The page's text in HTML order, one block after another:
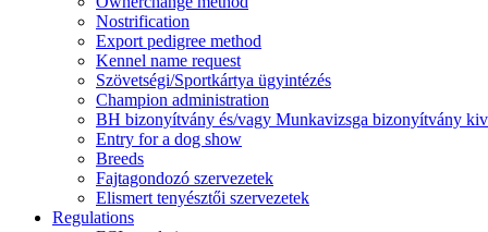
Nostrification
Export pedigree method
Kennel name request
Szövetségi/Sportkártya ügyintézés
Champion administration
BH bizonyítvány és/vagy Munkavizsga bizonyítvány
Entry for a dog show
Breeds
Fajtagondozó szervezetek
Elismert tenyésztői szervezetek
Regulations